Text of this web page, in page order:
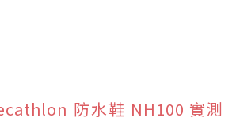
防水鞋 NH100 實測